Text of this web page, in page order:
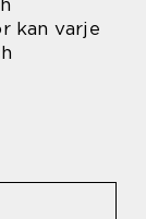
kan varje